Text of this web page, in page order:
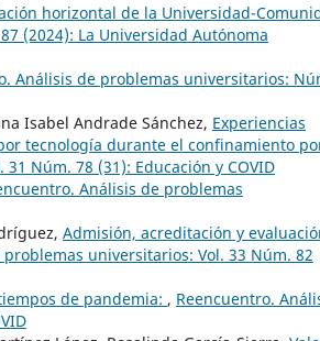
horizontal de la Universidad-
(2024): La Universidad Autónoma
Análisis de problemas universitarios:
Isabel Andrade Sánchez, Experiencias
tecnología durante el confinamiento
Núm. 78 (31): Educación y COVID
Análisis de problemas
Admisión, acreditación y
universitarios: Vol. 33 Núm. 82
de pandemia: , Reencuentro.